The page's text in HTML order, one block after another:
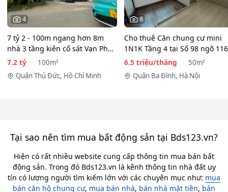
4
7 tỷ 2 - 100m ngang hơn 8m
nhà 3 tầng kiên cố sát Vạn Phúc
City - HẺM XE HƠI…
7.2 tỷ
100m²
Quận Thủ Đức, Hồ Chí Minh
8
Cho thuê Căn chung cư mini
1N1K Tầng 4 tại Số 98 ngõ 116
Phan Kế Bính, Ba Đình.…
6.5 triệu/tháng
50m²
Quận Ba Đình, Hà Nội
Tại sao nên tìm mua bất động sản tại Bds123.vn?
Hiện có rất nhiều website cung cấp thông tin mua bán bất
động sản. Trong đó Bds123.vn là kênh thông tin nhà đất uy
tín có lượng người tìm kiếm lớn với các chuyên mục như: mua
bán căn hộ chung cư, mua bán nhà, bán nhà mặt tiền, bán